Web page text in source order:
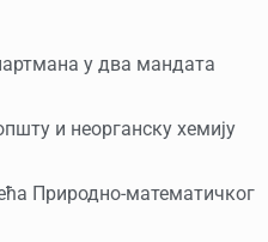
у два мандата
и неорганску хемију
Природно-математичког